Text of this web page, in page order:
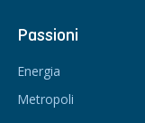
Passioni
Energia
Metropoli